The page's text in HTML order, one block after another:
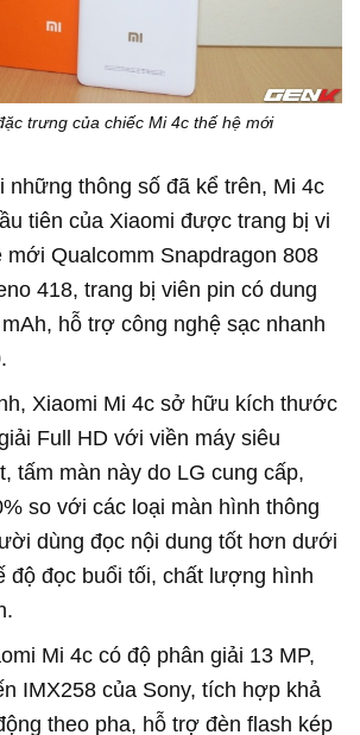
trưng của chiếc Mi 4c thế hệ mới
thông số đã kể trên, Mi 4c
tiên của Xiaomi được trang bị vi
Qualcomm Snapdragon 808
418, trang bị viên pin có dung
hỗ trợ công nghệ sạc nhanh
Xiaomi Mi 4c sở hữu kích thước
Full HD với viền máy siêu
tấm màn này do LG cung cấp,
so với các loại màn hình thông
dùng đọc nội dung tốt hơn dưới
độ đọc buổi tối, chất lượng hình
Mi 4c có độ phân giải 13 MP,
IMX258 của Sony, tích hợp khả
theo pha, hỗ trợ đèn flash kép